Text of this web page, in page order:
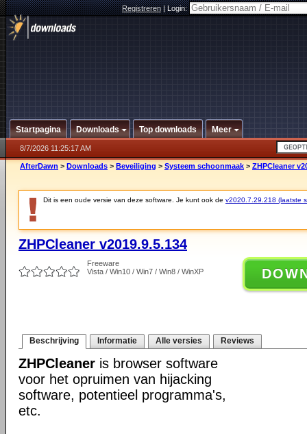
Registreren|Login:
Startpagina Downloads Top downloads Meer
8/7/2026 11:25:17 AM
AfterDawn > Downloads > Beveiliging > Systeem schoonmaak > ZHPCleaner
Dit is een oude versie van deze software. Je kunt ook de v2020.7.29.218 (laatste
ZHPCleaner v2019.9.5.134
Freeware
Vista / Win10 / Win7 / Win8 / WinXP
Beschrijving Informatie Alle versies Reviews
ZHPCleaner is browser software
voor het opruimen van hijacking
software, potentieel programma's,
etc.